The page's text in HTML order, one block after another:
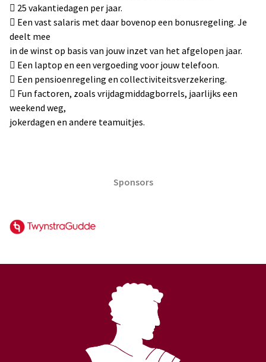
 25 vakantiedagen per jaar.
 Een vast salaris met daar bovenop een bonusregeling. Je
deelt mee
in de winst op basis van jouw inzet van het afgelopen jaar.
 Een laptop en een vergoeding voor jouw telefoon.
 Een pensioenregeling en collectiviteitsverzekering.
 Fun factoren, zoals vrijdagmiddagborrels, jaarlijks een
weekend weg,
jokerdagen en andere teamuitjes.
Sponsors